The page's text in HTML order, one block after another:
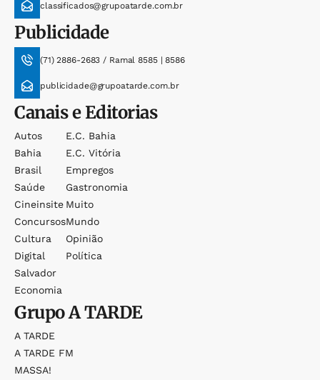
classificados@grupoatarde.com.br
Publicidade
(71) 2886-2683 / Ramal 8585 | 8586
publicidade@grupoatarde.com.br
Canais e Editorias
Autos
Bahia
Brasil
Saúde
Cineinsite
Concursos
Cultura
Digital
Salvador
Economia
E.c. Bahia
E.c. Vitória
Empregos
Gastronomia
Muito
Mundo
Opinião
Política
GrupoA TARDE
A TARDE
A TARDE FM
MASSA!